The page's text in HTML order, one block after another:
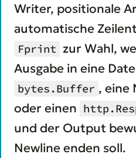
Writer, positionale
automatische
Fprint zur Wahl,
Ausgabe in eine
bytes.Buffer , eine
oder einen
und der Output
Newline enden soll.